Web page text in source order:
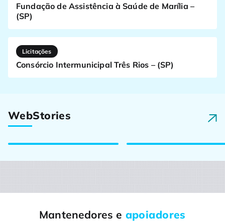
Fundação de Assistência à Saúde de Marília –
(SP)
Licitações
Consórcio Intermunicipal Três Rios – (SP)
WebStories
para medicamentos
veterinários
ganha curadoria do
Mantenedores e apoiadores